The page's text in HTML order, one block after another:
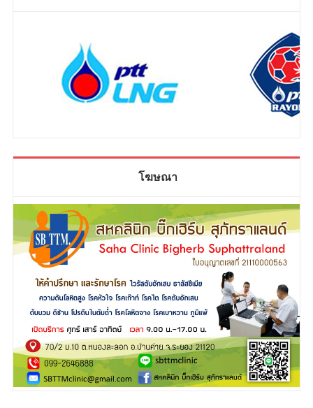
โฆษณา